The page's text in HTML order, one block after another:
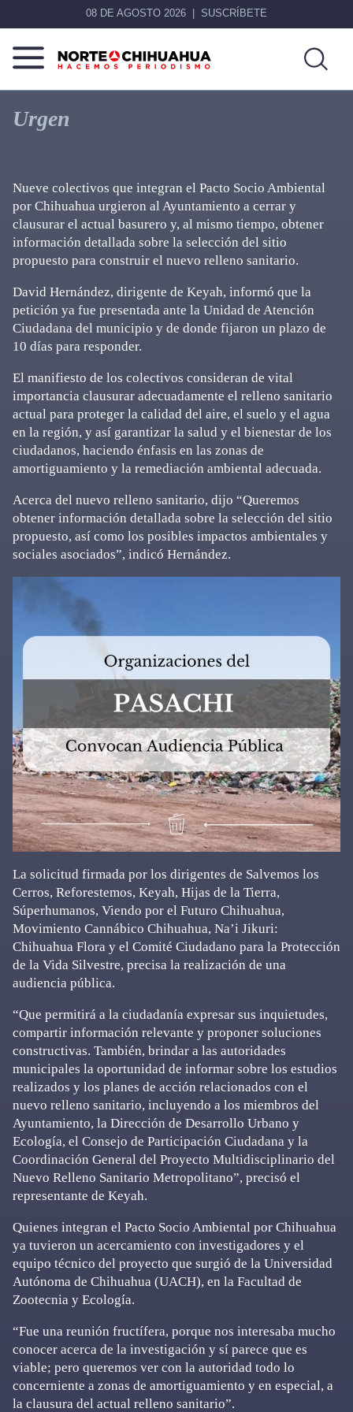
08 DE AGOSTO 2026 SUSCRÍBETE
Norte
Chihuahua
Más
que
noticias,
Urgen
Nueve colectivos que integran el Pacto Socio Ambiental
por Chihuahua urgieron al Ayuntamiento a cerrar y
clausurar el actual basurero y, al mismo tiempo, obtener
información detallada sobre la selección del sitio
propuesto para construir el nuevo relleno sanitario.
David Hernández, dirigente de Keyah, informó que la
petición ya fue presentada ante la Unidad de Atención
Ciudadana del municipio y de donde fijaron un plazo de
10 días para responder.
El manifiesto de los colectivos consideran de vital
importancia clausurar adecuadamente el relleno sanitario
actual para proteger la calidad del aire, el suelo y el agua
en la región, y así garantizar la salud y el bienestar de los
ciudadanos, haciendo énfasis en las zonas de
amortiguamiento y la remediación ambiental adecuada.
Acerca del nuevo relleno sanitario, dijo “Queremos
obtener información detallada sobre la selección del sitio
propuesto, así como los posibles impactos ambientales y
sociales asociados”, indicó Hernández.
La solicitud firmada por los dirigentes de Salvemos los
Cerros, Reforestemos, Keyah, Hijas de la Tierra,
Súperhumanos, Viendo por el Futuro Chihuahua,
Movimiento Cannábico Chihuahua, Na’i Jikuri:
Chihuahua Flora y el Comité Ciudadano para la Protección
de la Vida Silvestre, precisa la realización de una
audiencia pública.
“Que permitirá a la ciudadanía expresar sus inquietudes,
compartir información relevante y proponer soluciones
constructivas. También, brindar a las autoridades
municipales la oportunidad de informar sobre los estudios
realizados y los planes de acción relacionados con el
nuevo relleno sanitario, incluyendo a los miembros del
Ayuntamiento, la Dirección de Desarrollo Urbano y
Ecología, el Consejo de Participación Ciudadana y la
Coordinación General del Proyecto Multidisciplinario del
Nuevo Relleno Sanitario Metropolitano”, precisó el
representante de Keyah.
Quienes integran el Pacto Socio Ambiental por Chihuahua
ya tuvieron un acercamiento con investigadores y el
equipo técnico del proyecto que surgió de la Universidad
Autónoma de Chihuahua (UACH), en la Facultad de
Zootecnia y Ecología.
“Fue una reunión fructífera, porque nos interesaba mucho
conocer acerca de la investigación y sí parece que es
viable; pero queremos ver con la autoridad todo lo
concerniente a zonas de amortiguamiento y en especial, a
la clausura del actual relleno sanitario”.